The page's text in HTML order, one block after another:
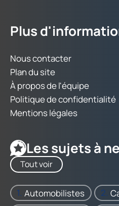
Plus
Nous contacter
Plan du site
À propos de l'équipe
Politique de confidentialité
Mentions légales
Les sujets à
Tout voir
Automobilistes